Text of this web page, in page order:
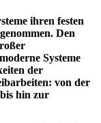
ihren festen
Den
Systeme
der
von der
hin zur